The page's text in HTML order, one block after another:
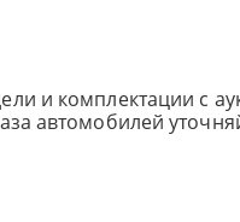
и комплектации с
автомобилей